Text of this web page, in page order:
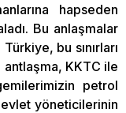
hapseden
Bu anlaşmalar
bu sınırları
antlaşma, KKTC ile
petrol
yöneticilerinin